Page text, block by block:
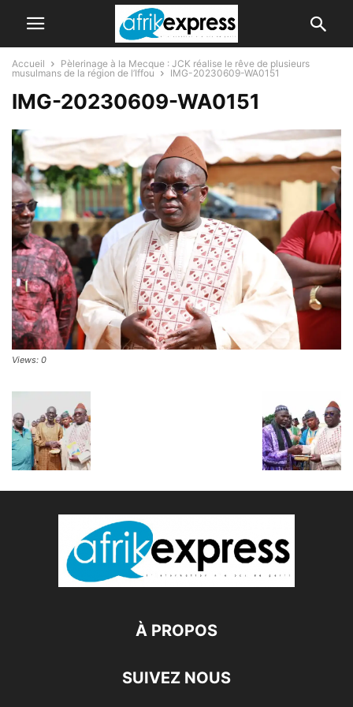
Accueil
Pèlerinage à la Mecque : JCK réalise le rêve de plusieurs
musulmans de la région de l’Iffou
IMG-20230609-WA0151
IMG-20230609-WA0151
Views: 0
À PROPOS
SUIVEZ NOUS